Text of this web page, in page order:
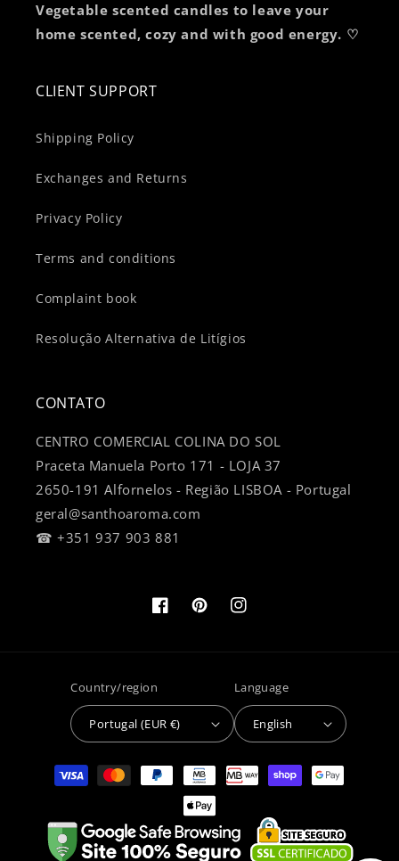
Vegetable scented candles to leave your
home scented, cozy and with good energy. ♡
CLIENT SUPPORT
Shipping Policy
Exchanges and Returns
Privacy Policy
Terms and conditions
Complaint book
Resolução Alternativa de Litígios
CONTATO
CENTRO COMERCIAL COLINA DO SOL
Praceta Manuela Porto 171 - LOJA 37
2650-191 Alfornelos - Região LISBOA - Portugal
geral@santhoaroma.com
☎ +351 937 903 881
FacebookPinterestInstagram
Country/region
Portugal (EUR €)
Language
English
Payment
methods